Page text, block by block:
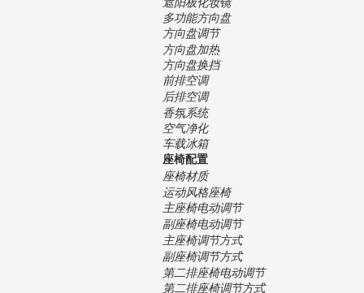
多功能方向盘
方向盘调节
方向盘加热
方向盘换挡
前排空调
后排空调
香氛系统
空气净化
车载冰箱
座椅配置
座椅材质
运动风格座椅
主座椅电动调节
副座椅电动调节
主座椅调节方式
副座椅调节方式
第二排座椅电动调节
第二排座椅调节方式